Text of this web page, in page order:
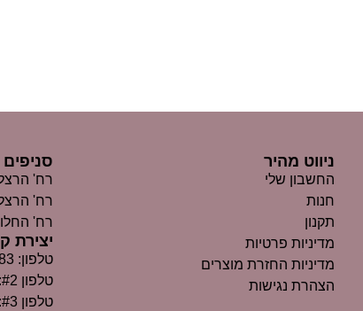
ניווט מהיר
החשבון שלי
חנות
תקנון
מדיניות פרטיות
מדיניות החזרת מוצרים
הצהרת נגישות
סניפים
רח' הרצל 47,
רח' הרצל 51,
רח' החלוץ 50א
יצירת
טלפון: 04-8621983
טלפון #2: 04-8667378
טלפון #3: 04-8672312